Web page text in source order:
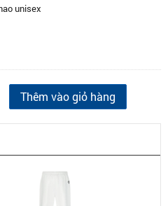
unisex
Thêm vào giỏ hàng